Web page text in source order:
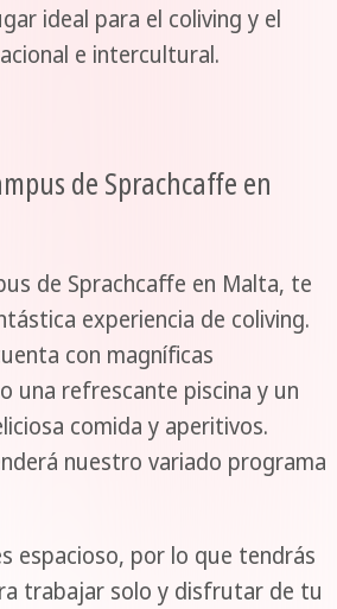
ideal para el coliving y el
e intercultural.
de Sprachcaffe en
de Sprachcaffe en Malta, te
experiencia de coliving.
con magníficas
una refrescante piscina y un
comida y aperitivos.
nuestro variado programa
espacioso, por lo que tendrás
trabajar solo y disfrutar de tu